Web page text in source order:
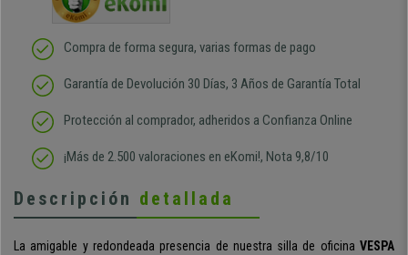
Compra de forma segura, varias formas de pago
Garantía de Devolución 30 Días, 3 Años de Garantía Total
Protección al comprador, adheridos a Confianza Online
¡Más de 2.500 valoraciones en eKomi!, Nota 9,8/10
Descripción detallada
La amigable y redondeada presencia de nuestra silla de oficina VESPA